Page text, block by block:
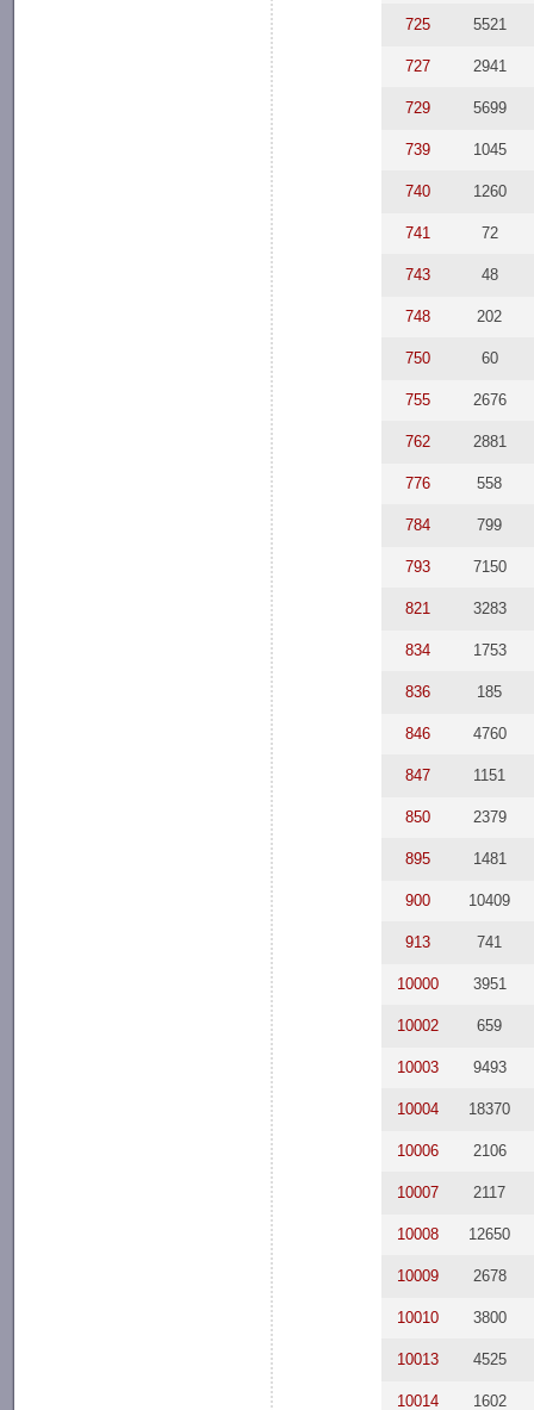
725 5521
727 2941
729 5699
739 1045
740 1260
741 72
743 48
748 202
750 60
755 2676
762 2881
776 558
784 799
793 7150
821 3283
834 1753
836 185
846 4760
847 1151
850 2379
895 1481
900 10409
913 741
10000 3951
10002 659
10003 9493
10004 18370
10006 2106
10007 2117
10008 12650
10009 2678
10010 3800
10013 4525
10014 1602